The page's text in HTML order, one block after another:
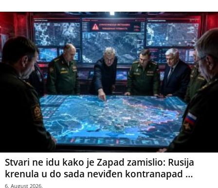
Stvari ne idu kako je Zapad zamislio: Rusija
krenula u do sada neviđen kontranapad …
6. August 2026.